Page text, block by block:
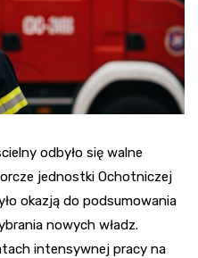
odbyło się walne
jednostki Ochotniczej
okazją do podsumowania
nowych władz.
intensywnej pracy na